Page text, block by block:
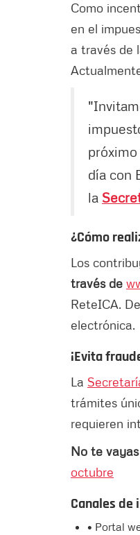
Como
en el
a través de
día con
la
¿Cómo
Los
través de
ReteICA.
electrónica.
¡Evita
La
trámites
requieren
No te
octubre
Canales de
• Portal